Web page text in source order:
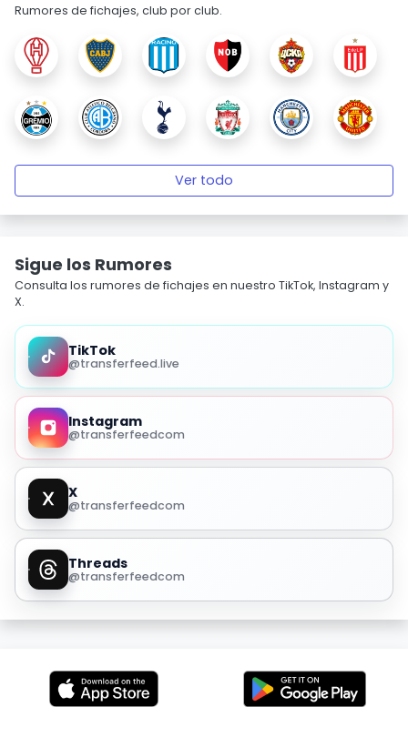
Rumores de fichajes, club por club.
Ver todo
Sigue los Rumores
Consulta los rumores de fichajes en nuestro TikTok, Instagram y
X.
TikTok
@transferfeed.live
Instagram
@transferfeedcom
X
@transferfeedcom
Threads
@transferfeedcom